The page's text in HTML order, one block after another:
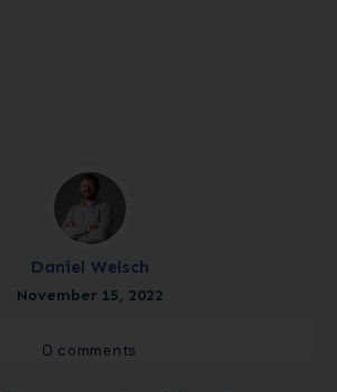
Daniel Welsch
November 15, 2022
0 comments